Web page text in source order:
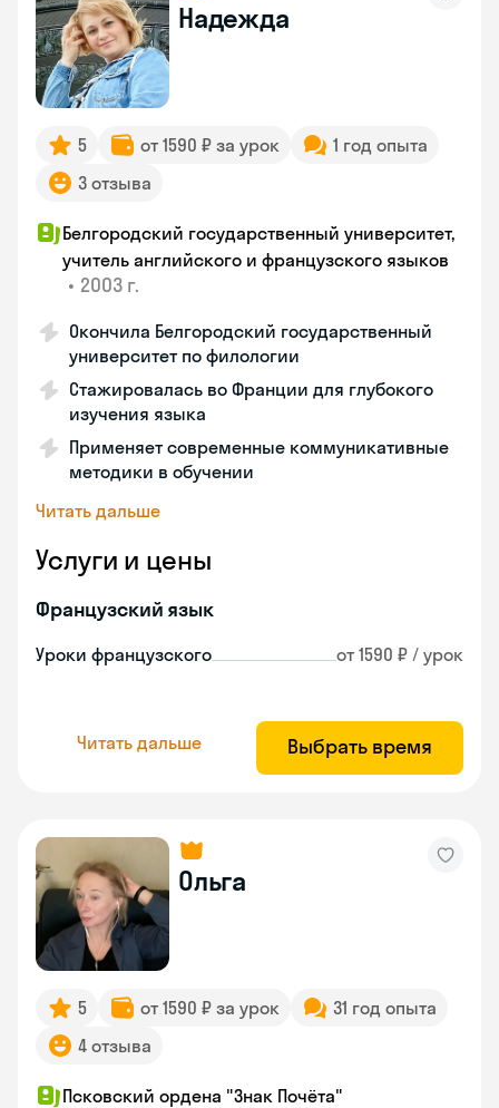
Надежда
5 от 1590 ₽ за урок
1 год опыта
3 отзыва
Белгородский государственный университет,
учитель английского и французского языков
• 2003 г.
Окончила Белгородский государственный
университет по филологии
Стажировалась во Франции для глубокого
изучения языка
Применяет современные коммуникативные
методики в обучении
Читать дальше
Услуги и цены
Французский язык
Уроки французского от 1590 ₽ / урок
Читать дальше Выбрать время
Ольга
5 от 1590 ₽ за урок
31 год опыта
4 отзыва
Псковский ордена "Знак Почёта"